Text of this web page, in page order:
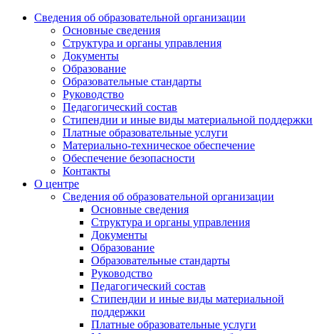
Сведения об образовательной организации
Основные сведения
Структура и органы управления
Документы
Образование
Образовательные стандарты
Руководство
Педагогический состав
Стипендии и иные виды материальной поддержки
Платные образовательные услуги
Материально-техническое обеспечение
Обеспечение безопасности
Контакты
О центре
Сведения об образовательной организации
Основные сведения
Структура и органы управления
Документы
Образование
Образовательные стандарты
Руководство
Педагогический состав
Стипендии и иные виды материальной
поддержки
Платные образовательные услуги